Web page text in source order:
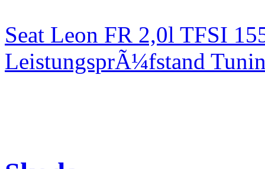
Seat Leon FR 2,0l TFSI
LeistungsprÃ¼fstand